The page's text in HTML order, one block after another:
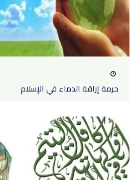
حرمة إراقة الدماء في الإسلام